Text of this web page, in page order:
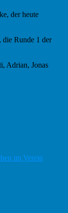
der heute
die Runde 1 der
Adrian, Jonas
im Verein